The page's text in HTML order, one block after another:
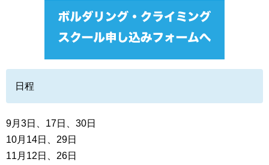
日程
9月3日、17日、30日
10月14日、29日
11月12日、26日